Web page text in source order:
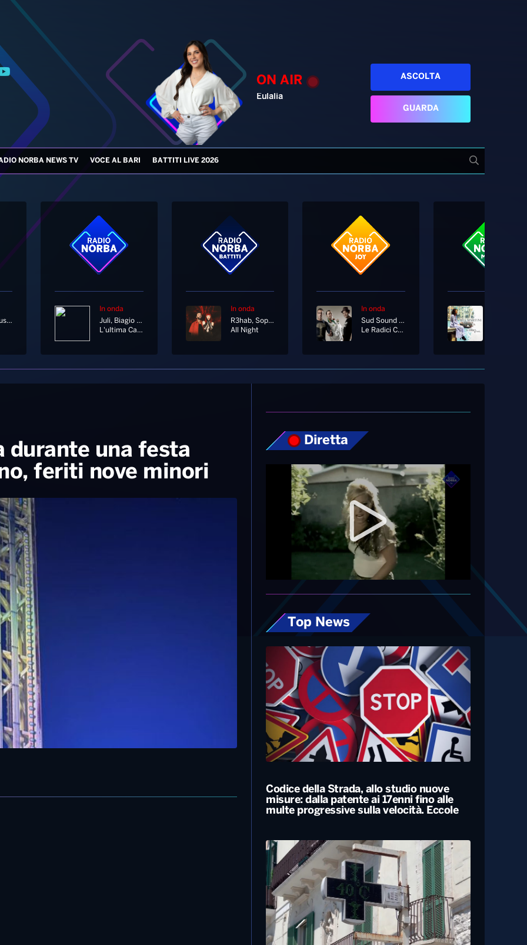
ON AIR
Eulalia
ASCOLTA
GUARDA
NORBA NEWS TV VOCE AL BARI BATTITI LIVE 2026
Laura Pausini
In onda
Juli, Biagio Antonacci
L'ultima Canzone
In onda
R3hab, Sophie And The Giants
All Night
In onda
Sud Sound System
Le Radici Ca Tieni
durante una festa
feriti nove minori
Top News